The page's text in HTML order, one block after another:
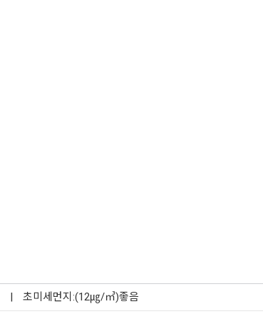
| 초미세먼지:(12㎍/㎥)좋음